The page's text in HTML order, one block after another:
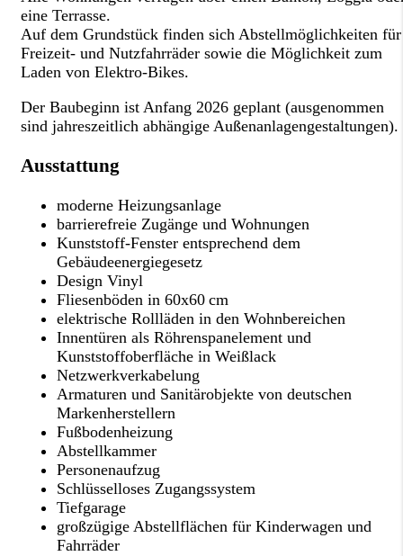
eine Terrasse.
Auf dem Grundstück finden sich Abstellmöglichkeiten für
Freizeit- und Nutzfahrräder sowie die Möglichkeit zum
Laden von Elektro-Bikes.
Der Baubeginn ist Anfang 2026 geplant (ausgenommen
sind jahreszeitlich abhängige Außenanlagengestaltungen).
Ausstattung
moderne Heizungsanlage
barrierefreie Zugänge und Wohnungen
Kunststoff-Fenster entsprechend dem
Gebäudeenergiegesetz
Design Vinyl
Fliesenböden in 60x60 cm
elektrische Rollläden in den Wohnbereichen
Innentüren als Röhrenspanelement und
Kunststoffoberfläche in Weißlack
Netzwerkverkabelung
Armaturen und Sanitärobjekte von deutschen
Markenherstellern
Fußbodenheizung
Abstellkammer
Personenaufzug
Schlüsselloses Zugangssystem
Tiefgarage
großzügige Abstellflächen für Kinderwagen und
Fahrräder